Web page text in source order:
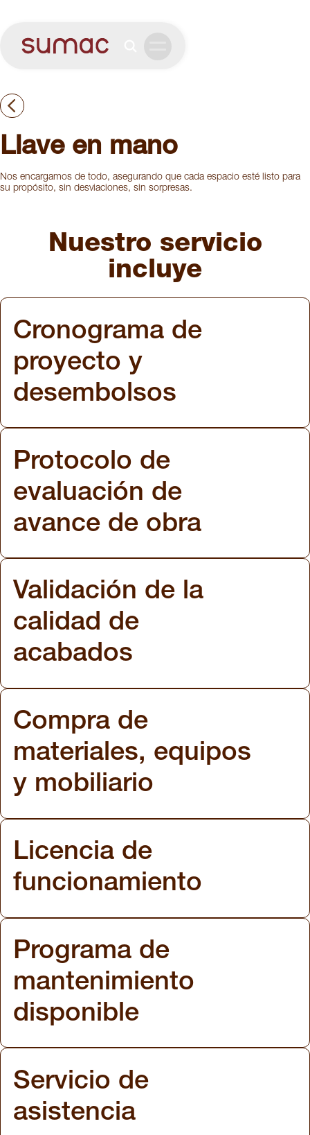
Llave en mano
Nos encargamos de todo, asegurando que cada espacio esté listo para
su propósito, sin desviaciones, sin sorpresas.
Nuestro servicio
incluye
Cronograma de
proyecto y
desembolsos
Protocolo de
evaluación de
avance de obra
Validación de la
calidad de
acabados
Compra de
materiales, equipos
y mobiliario
Licencia de
funcionamiento
Programa de
mantenimiento
disponible
Servicio de
asistencia